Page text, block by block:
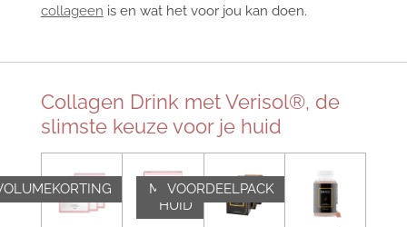
collageen is en wat het voor jou kan doen.
Collagen Drink met Verisol®, de
slimste keuze voor je huid
MOOIE
HUID
VOORDEELPACK